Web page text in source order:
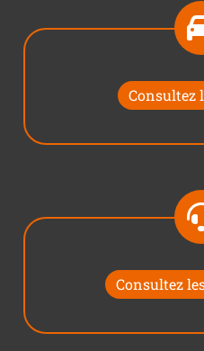
Consultez
Consultez